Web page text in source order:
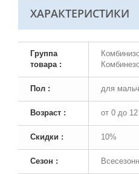
ХАРАКТЕРИСТИКИ
Группа
товара :
Пол : для
Возраст : от 0 до
Скидки : 10%
Сезон :